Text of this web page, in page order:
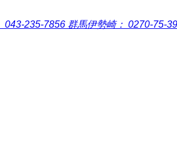
043-235-7856 群馬伊勢崎： 0270-75-